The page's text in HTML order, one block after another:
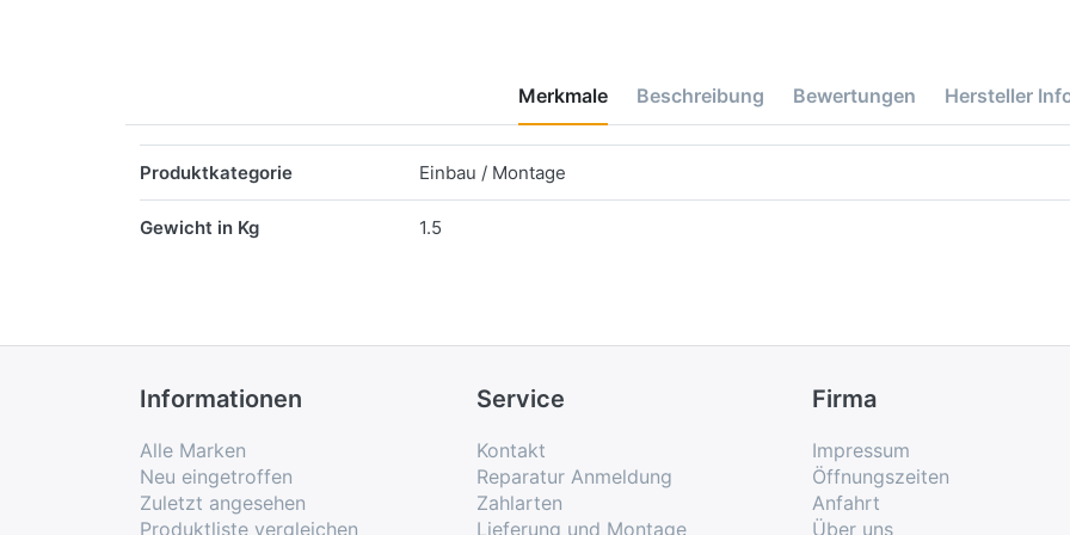
Merkmale Beschreibung Bewertungen Hersteller
Produktkategorie Einbau / Montage
Gewicht in Kg 1.5
Informationen
Alle Marken
Neu eingetroffen
Zuletzt angesehen
Produktliste vergleichen
Service
Kontakt
Reparatur Anmeldung
Zahlarten
Lieferung und Montage
Firma
Impressum
Öffnungszeiten
Anfahrt
Über uns